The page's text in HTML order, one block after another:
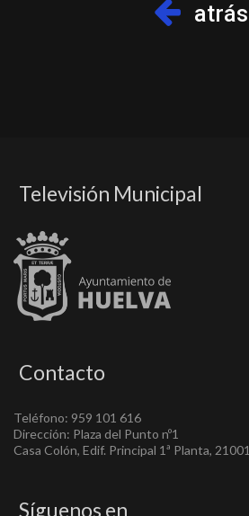
atrás
Televisión Municipal
Contacto
Teléfono: 959 101 616
Dirección: Plaza del Punto nº1
Casa Colón, Edif. Principal 1ª Planta, 21001
Síguenos en